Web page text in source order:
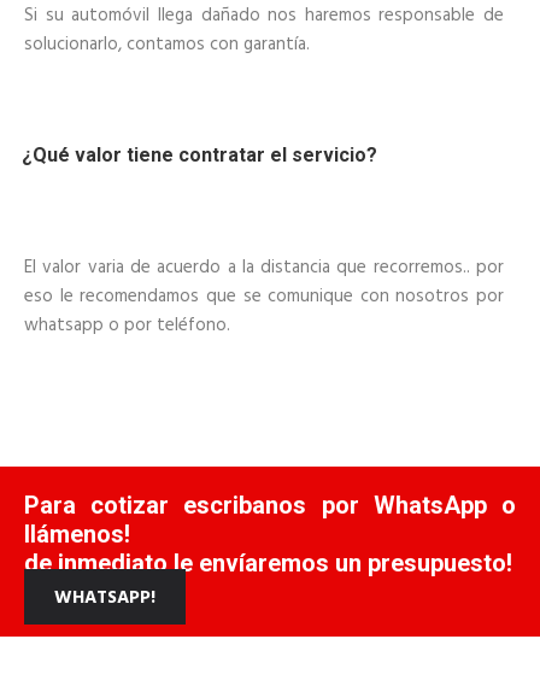
Si su automóvil llega dañado nos haremos responsable de
solucionarlo, contamos con garantía.
¿Qué valor tiene contratar el servicio?
El valor varia de acuerdo a la distancia que recorremos.. por
eso le recomendamos que se comunique con nosotros por
whatsapp o por teléfono.
Para cotizar escribanos por WhatsApp o
llámenos!
de inmediato le envíaremos un presupuesto!
WHATSAPP!